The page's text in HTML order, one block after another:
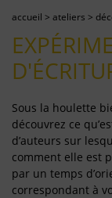
accueil > ateliers >
Sous la houlette
découvrez ce
d’auteurs sur
comment elle est
par un temps
correspondant à